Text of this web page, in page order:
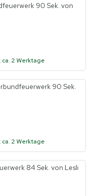
90 Sek. von
2 Werktage
90 Sek.
2 Werktage
84 Sek. von Lesli